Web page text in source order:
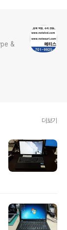
더보기